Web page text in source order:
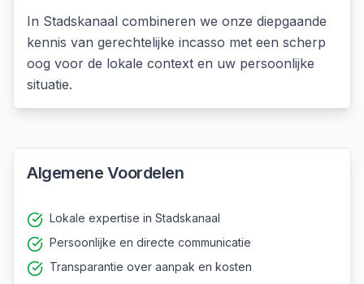
In Stadskanaal combineren we onze diepgaande
kennis van gerechtelijke incasso met een scherp
oog voor de lokale context en uw persoonlijke
situatie.
Algemene Voordelen
Lokale expertise in Stadskanaal
Persoonlijke en directe communicatie
Transparantie over aanpak en kosten